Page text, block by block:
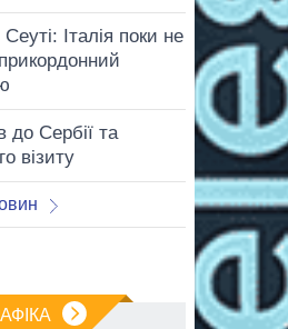
Італія поки не
до Сербії та
візиту